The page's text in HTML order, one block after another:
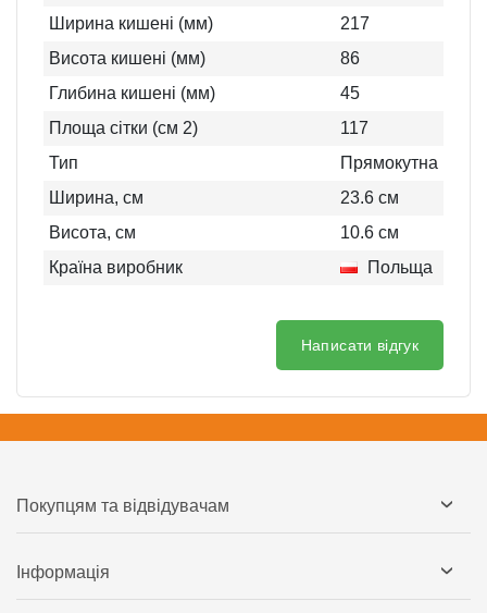
Ширина кишені (мм)
217
Висота кишені (мм)
86
Глибина кишені (мм)
45
Площа сітки (см 2)
117
Тип
Прямокутна
Ширина, см
23.6 см
Висота, см
10.6 см
Країна виробник
Польща
Написати відгук
Покупцям та відвідувачам
Інформація